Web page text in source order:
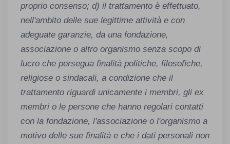
proprio consenso; d) il trattamento è effettuato,
nell'ambito delle sue legittime attività e con
adeguate garanzie, da una fondazione,
associazione o altro organismo senza scopo di
lucro che persegua finalità politiche, filosofiche,
religiose o sindacali, a condizione che il
trattamento riguardi unicamente i membri, gli ex
membri o le persone che hanno regolari contatti
con la fondazione, l'associazione o l'organismo a
motivo delle sue finalità e che i dati personali non